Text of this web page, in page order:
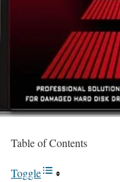
Table of Contents
Toggle